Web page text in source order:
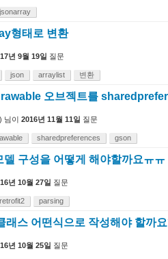
jsonarray
형태로 변환
년 9월 19일 질문
json arraylist 변환
오브젝트를
님이 2016년 11월 11일 질문
sharedpreferences gson
구성을 어떻게 해야할까요ㅠㅠ
년 10월 27일 질문
retrofit2 parsing
래스 어떤식으로 작성해야 할까
년 10월 25일 질문